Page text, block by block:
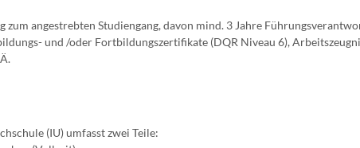
angestrebten Studiengang, davon mind. 3 Jahre
und /oder Fortbildungszertifikate (DQR Niveau 6),
(IU) umfasst zwei Teile: